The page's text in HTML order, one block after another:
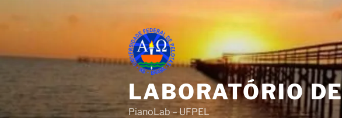
LABORATÓRIO
PianoLab – UFPEL